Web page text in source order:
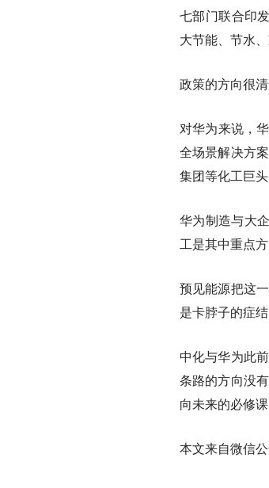
七部门联合印
大节能、节水
政策的方向很
对华为来说，
全场景解决方
集团等化工巨
华为制造与大
工是其中重点方
预见能源把这
是卡脖子的症
中化与华为此
条路的方向没
向未来的必修课
本文来自微信